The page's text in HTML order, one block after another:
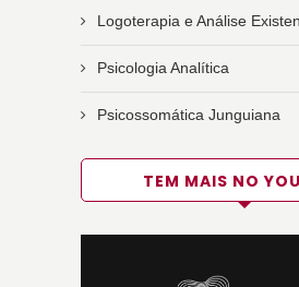
Logoterapia e Análise
Psicologia Analítica
Psicossomática Junguiana
TEM MAIS NO